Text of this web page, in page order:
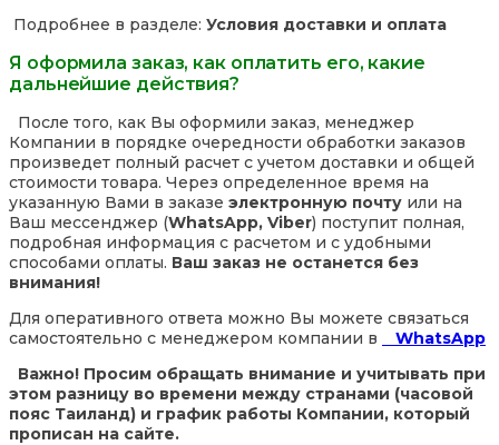
Подробнее в разделе: Условия доставки и оплата
Я оформила заказ, как оплатить его, какие
дальнейшие действия?
После того, как Вы оформили заказ, менеджер
Компании в порядке очередности обработки заказов
произведет полный расчет с учетом доставки и общей
стоимости товара. Через определенное время на
указанную Вами в заказе электронную почту или на
Ваш мессенджер (WhatsApp, Viber) поступит полная,
подробная информация с расчетом и с удобными
способами оплаты. Ваш заказ не останется без
внимания!
Для оперативного ответа можно Вы можете связаться
самостоятельно с менеджером компании в
WhatsApp
Важно! Просим обращать внимание и учитывать при
этом разницу во времени между странами (часовой
пояс Таиланд) и график работы Компании, который
прописан на сайте.